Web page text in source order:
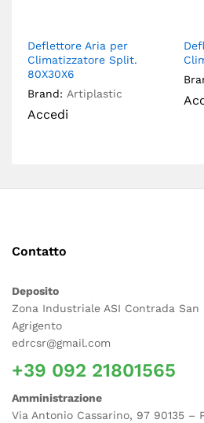
Deflettore Aria per
Climatizzatore Split.
80X30X6
Brand: Artiplastic
Accedi
Contatto
Deposito
Zona Industriale ASI Contrada San
Agrigento
edrcsr@gmail.com
+39 092 21801565
Amministrazione
Via Antonio Cassarino, 97 90135 –